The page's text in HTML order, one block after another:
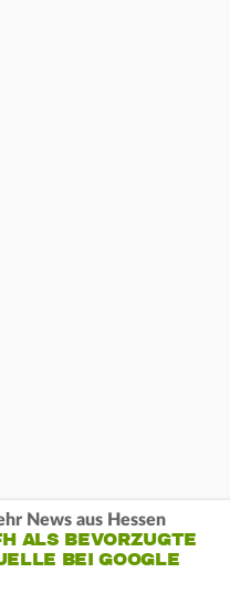
News aus Hessen
ALS BEVORZUGTE
BEI GOOGLE